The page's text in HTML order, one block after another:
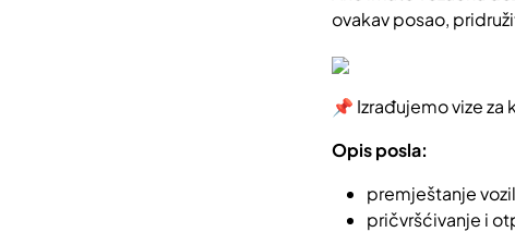
ovakav posao,
📌 Izrađujemo vize za
Opis posla:
premještanje
pričvršćivanje i